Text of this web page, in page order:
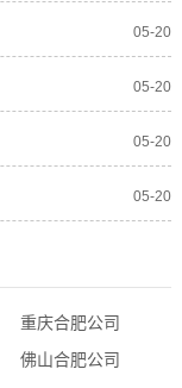
05-20
05-20
05-20
05-20
重庆合肥公司
佛山合肥公司